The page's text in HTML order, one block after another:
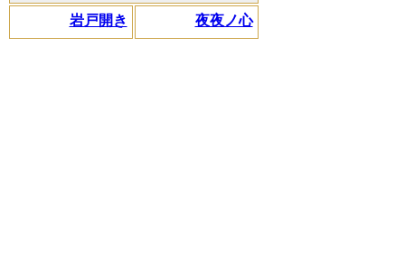
岩戸開き
夜夜ノ心